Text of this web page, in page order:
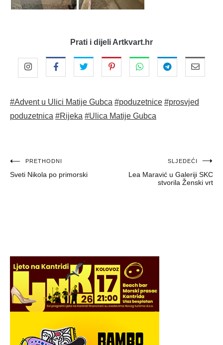
Prati i dijeli Artkvart.hr
#Advent u Ulici Matije Gubca #poduzetnice #prosvjed
poduzetnica #Rijeka #Ulica Matije Gubca
Navigacija
objava
PRETHODNI
Sveti Nikola po primorski
SLJEDEĆI
Lea Maravić u Galeriji SKC
stvorila Ženski vrt